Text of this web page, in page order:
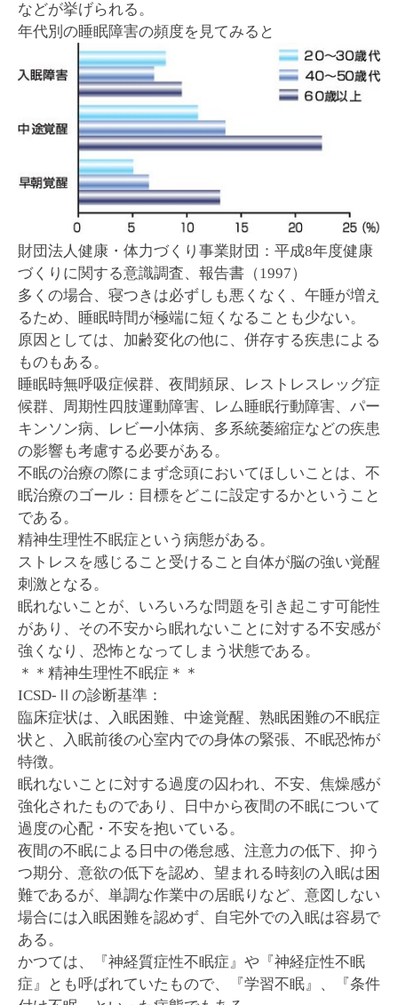
などが挙げられる。
年代別の睡眠障害の頻度を見てみると
財団法人健康・体力づくり事業財団：平成8年度健康
づくりに関する意識調査、報告書（1997）
多くの場合、寝つきは必ずしも悪くなく、午睡が増え
るため、睡眠時間が極端に短くなることも少ない。
原因としては、加齢変化の他に、併存する疾患による
ものもある。
睡眠時無呼吸症候群、夜間頻尿、レストレスレッグ症
候群、周期性四肢運動障害、レム睡眠行動障害、パー
キンソン病、レビー小体病、多系統萎縮症などの疾患
の影響も考慮する必要がある。
不眠の治療の際にまず念頭においてほしいことは、不
眠治療のゴール：目標をどこに設定するかということ
である。
精神生理性不眠症という病態がある。
ストレスを感じること受けること自体が脳の強い覚醒
刺激となる。
眠れないことが、いろいろな問題を引き起こす可能性
があり、その不安から眠れないことに対する不安感が
強くなり、恐怖となってしまう状態である。
＊＊精神生理性不眠症＊＊
ICSD-Ⅱの診断基準：
臨床症状は、入眠困難、中途覚醒、熟眠困難の不眠症
状と、入眠前後の心室内での身体の緊張、不眠恐怖が
特徴。
眠れないことに対する過度の囚われ、不安、焦燥感が
強化されたものであり、日中から夜間の不眠について
過度の心配・不安を抱いている。
夜間の不眠による日中の倦怠感、注意力の低下、抑う
つ期分、意欲の低下を認め、望まれる時刻の入眠は困
難であるが、単調な作業中の居眠りなど、意図しない
場合には入眠困難を認めず、自宅外での入眠は容易で
ある。
かつては、『神経質症性不眠症』や『神経症性不眠
症』とも呼ばれていたもので、『学習不眠』、『条件